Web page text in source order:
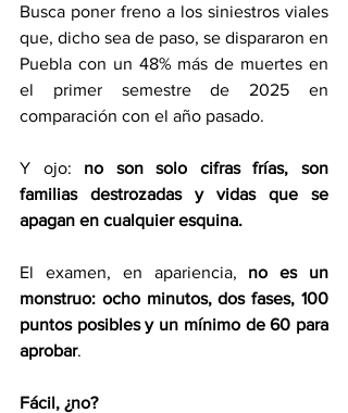
Busca poner freno a los siniestros viales
que, dicho sea de paso, se dispararon en
Puebla con un 48% más de muertes en
el primer semestre de 2025 en
comparación con el año pasado.
Y ojo: no son solo cifras frías, son
familias destrozadas y vidas que se
apagan en cualquier esquina.
El examen, en apariencia, no es un
monstruo: ocho minutos, dos fases, 100
puntos posibles y un mínimo de 60 para
aprobar.
Fácil, ¿no?